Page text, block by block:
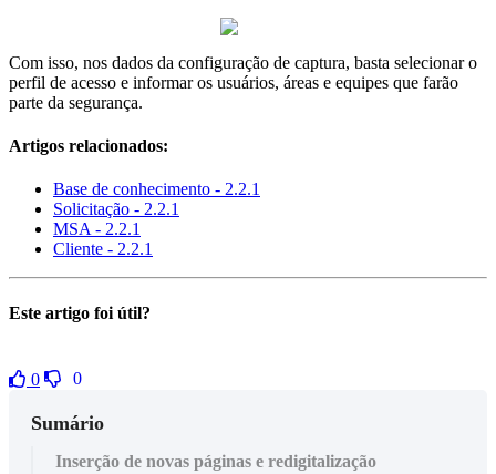
Com isso, nos dados da configuração de captura, basta selecionar o
perfil de acesso e informar os usuários, áreas e equipes que farão
parte da segurança.
Artigos relacionados:
Base de conhecimento - 2.2.1
Solicitação - 2.2.1
MSA - 2.2.1
Cliente - 2.2.1
Este artigo foi útil?
0 0
Sumário
Inserção de novas páginas e redigitalização